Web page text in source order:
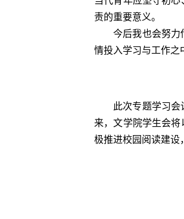
责的重要意义。
今后我也会努力
情投入学习与工作之
此次专题学习
来，文学院学生会
极推进校园阅读建设